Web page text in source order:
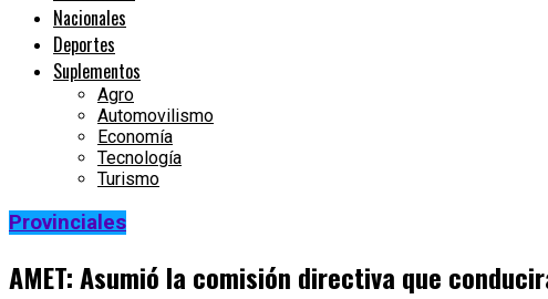
Nacionales
Deportes
Suplementos
Agro
Automovilismo
Economía
Tecnología
Turismo
Provinciales
AMET: Asumió la comisión directiva que